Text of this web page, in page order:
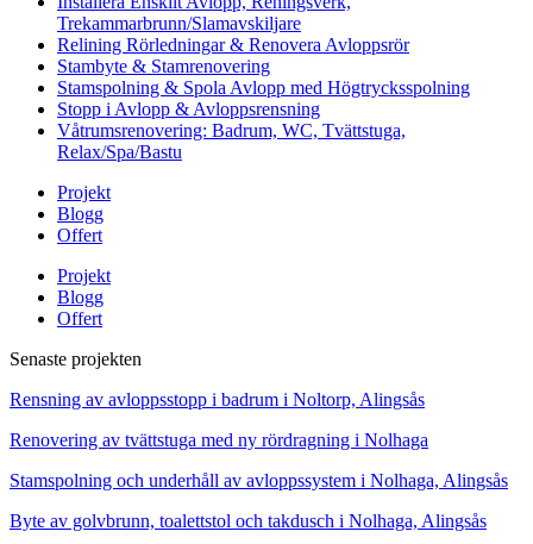
Trekammarbrunn/Slamavskiljare
Relining Rörledningar & Renovera Avloppsrör
Stambyte & Stamrenovering
Stamspolning & Spola Avlopp med Högtrycksspolning
Stopp i Avlopp & Avloppsrensning
Våtrumsrenovering: Badrum, WC, Tvättstuga,
Relax/Spa/Bastu
Projekt
Blogg
Offert
Projekt
Blogg
Offert
Senaste projekten
Rensning av avloppsstopp i badrum i Noltorp, Alingsås
Renovering av tvättstuga med ny rördragning i Nolhaga
Stamspolning och underhåll av avloppssystem i Nolhaga, Alingsås
Byte av golvbrunn, toalettstol och takdusch i Nolhaga, Alingsås